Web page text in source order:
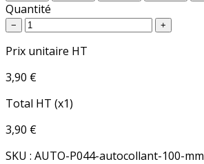
Quantité
− +
Prix unitaire HT
3,90 €
Total HT (x1)
3,90 €
SKU : AUTO-P044-autocollant-100-mm